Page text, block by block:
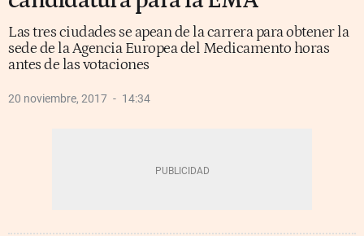
Las tres ciudades se apean de la carrera para obtener la
sede de la Agencia Europea del Medicamento horas
antes de las votaciones
20 noviembre, 2017 14:34